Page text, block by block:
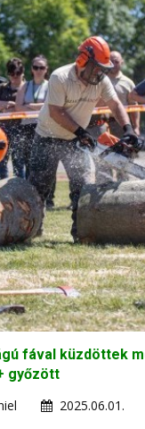
fával küzdöttek
győzött
2025.06.01.